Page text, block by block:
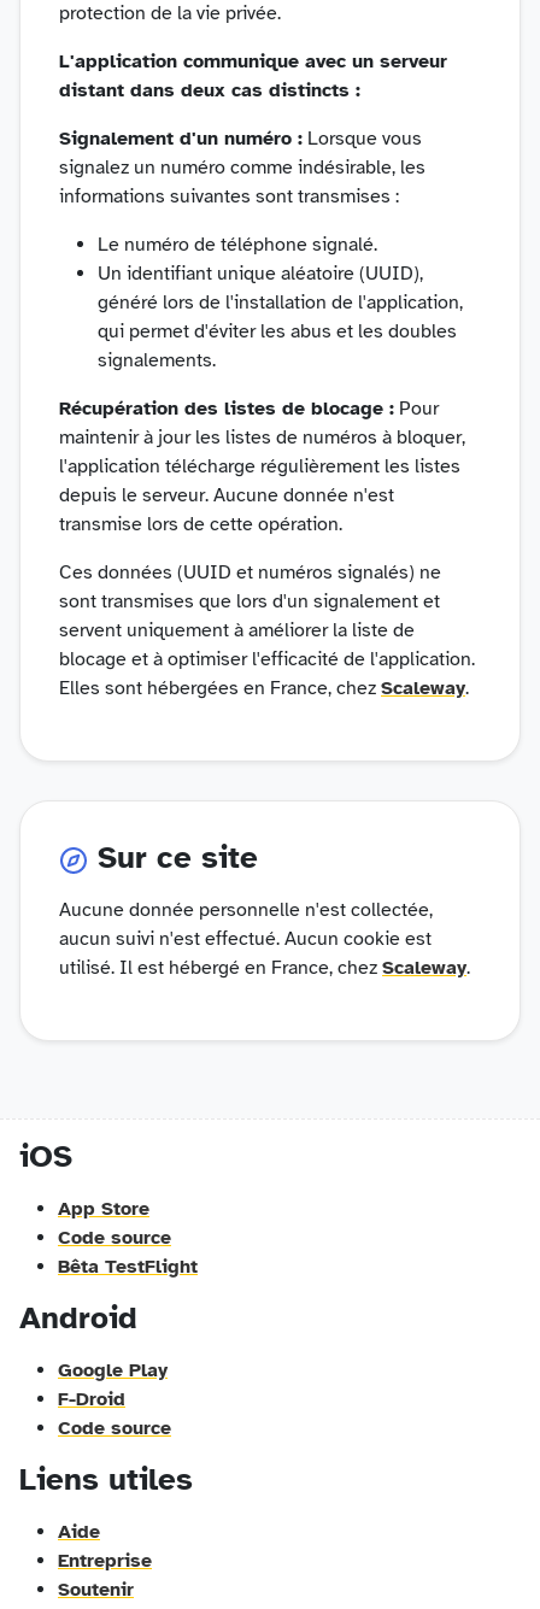
protection de la vie privée.
L'application communique avec un serveur
distant dans deux cas distincts :
Signalement d'un numéro : Lorsque vous
signalez un numéro comme indésirable, les
informations suivantes sont transmises :
Le numéro de téléphone signalé.
Un identifiant unique aléatoire (UUID),
généré lors de l'installation de l'application,
qui permet d'éviter les abus et les doubles
signalements.
Récupération des listes de blocage : Pour
maintenir à jour les listes de numéros à bloquer,
l'application télécharge régulièrement les listes
depuis le serveur. Aucune donnée n'est
transmise lors de cette opération.
Ces données (UUID et numéros signalés) ne
sont transmises que lors d'un signalement et
servent uniquement à améliorer la liste de
blocage et à optimiser l'efficacité de l'application.
Elles sont hébergées en France, chez Scaleway.
Sur ce site
Aucune donnée personnelle n'est collectée,
aucun suivi n'est effectué. Aucun cookie est
utilisé. Il est hébergé en France, chez Scaleway.
iOS
App Store
Code source
Bêta TestFlight
Android
Google Play
F-Droid
Code source
Liens utiles
Aide
Entreprise
Soutenir